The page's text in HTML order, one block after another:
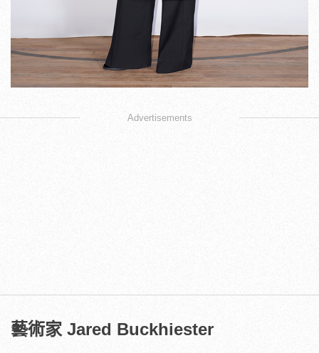
Advertisements
藝術家 Jared Buckhiester